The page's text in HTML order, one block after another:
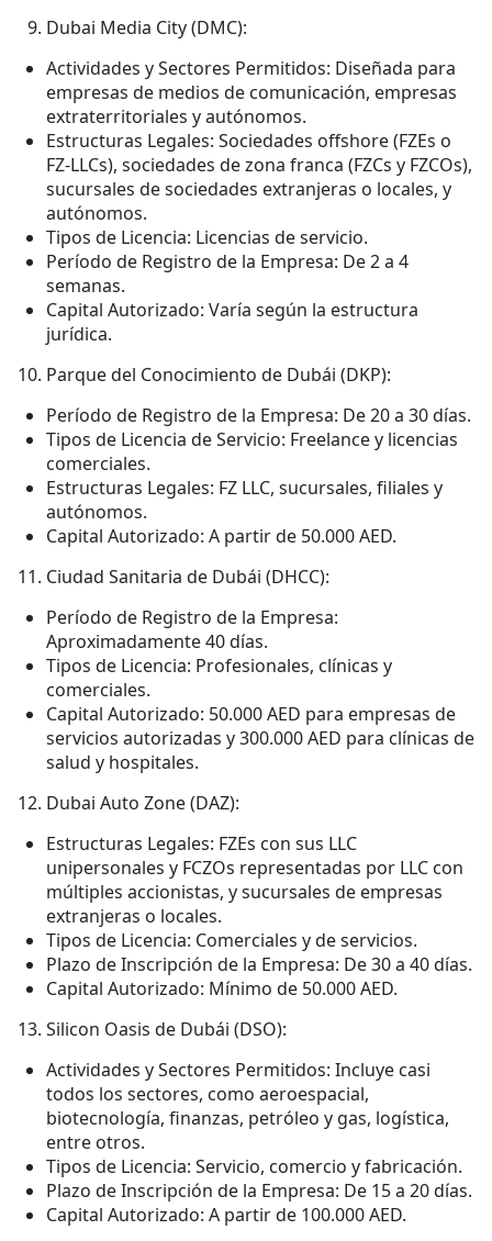
Dubai Media City (DMC):
Actividades y Sectores Permitidos: Diseñada para
empresas de medios de comunicación, empresas
extraterritoriales y autónomos.
Estructuras Legales: Sociedades offshore (FZEs o
FZ-LLCs), sociedades de zona franca (FZCs y FZCOs),
sucursales de sociedades extranjeras o locales, y
autónomos.
Tipos de Licencia: Licencias de servicio.
Período de Registro de la Empresa: De 2 a 4
semanas.
Capital Autorizado: Varía según la estructura
jurídica.
Parque del Conocimiento de Dubái (DKP):
Período de Registro de la Empresa: De 20 a 30 días.
Tipos de Licencia de Servicio: Freelance y licencias
comerciales.
Estructuras Legales: FZ LLC, sucursales, filiales y
autónomos.
Capital Autorizado: A partir de 50.000 AED.
Ciudad Sanitaria de Dubái (DHCC):
Período de Registro de la Empresa:
Aproximadamente 40 días.
Tipos de Licencia: Profesionales, clínicas y
comerciales.
Capital Autorizado: 50.000 AED para empresas de
servicios autorizadas y 300.000 AED para clínicas de
salud y hospitales.
Dubai Auto Zone (DAZ):
Estructuras Legales: FZEs con sus LLC
unipersonales y FCZOs representadas por LLC con
múltiples accionistas, y sucursales de empresas
extranjeras o locales.
Tipos de Licencia: Comerciales y de servicios.
Plazo de Inscripción de la Empresa: De 30 a 40 días.
Capital Autorizado: Mínimo de 50.000 AED.
Silicon Oasis de Dubái (DSO):
Actividades y Sectores Permitidos: Incluye casi
todos los sectores, como aeroespacial,
biotecnología, finanzas, petróleo y gas, logística,
entre otros.
Tipos de Licencia: Servicio, comercio y fabricación.
Plazo de Inscripción de la Empresa: De 15 a 20 días.
Capital Autorizado: A partir de 100.000 AED.